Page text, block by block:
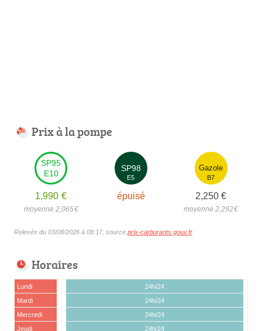
Prix à la pompe
SP95
E10
1,990 €
moyenne 2,065€
SP98
E5
épuisé
Gazole
B7
2,250 €
moyenne 2,292€
Relevés du 03/08/2026 à 08:17, source prix-carburants.gouv.fr
Horaires
Lundi
24h/24
Mardi
24h/24
Mercredi
24h/24
Jeudi
24h/24